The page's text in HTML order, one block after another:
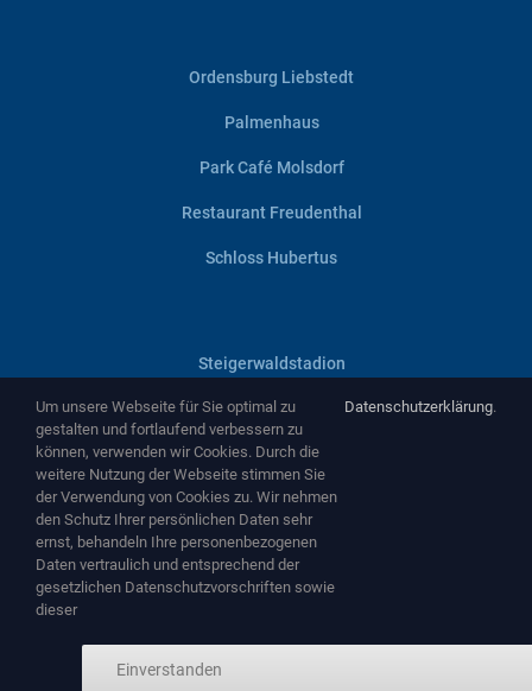
Ordensburg Liebstedt
Palmenhaus
Park Café Molsdorf
Restaurant Freudenthal
Schloss Hubertus
Steigerwaldstadion
Villa Haage
Zentralheize
Zughafen
Copyright ©2026 byNEMA Entertainment GmbH
Um unsere Webseite für Sie optimal zu
gestalten und fortlaufend verbessern zu
können, verwenden wir Cookies. Durch die
weitere Nutzung der Webseite stimmen Sie
der Verwendung von Cookies zu. Wir nehmen
den Schutz Ihrer persönlichen Daten sehr
ernst, behandeln Ihre personenbezogenen
Daten vertraulich und entsprechend der
gesetzlichen Datenschutzvorschriften sowie
dieser
Datenschutzerklärung.
Einverstanden